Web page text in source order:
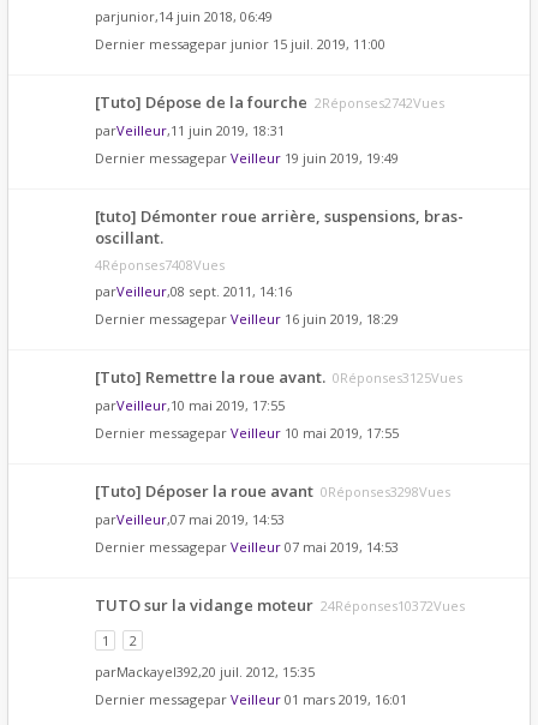
parjunior,14 juin 2018, 06:49
Dernier messagepar junior 15 juil. 2019, 11:00
[Tuto] Dépose de la fourche 2Réponses2742Vues
parVeilleur,11 juin 2019, 18:31
Dernier messagepar Veilleur 19 juin 2019, 19:49
[tuto] Démonter roue arrière, suspensions, bras-
oscillant.
4Réponses7408Vues
parVeilleur,08 sept. 2011, 14:16
Dernier messagepar Veilleur 16 juin 2019, 18:29
[Tuto] Remettre la roue avant. 0Réponses3125Vues
parVeilleur,10 mai 2019, 17:55
Dernier messagepar Veilleur 10 mai 2019, 17:55
[Tuto] Déposer la roue avant 0Réponses3298Vues
parVeilleur,07 mai 2019, 14:53
Dernier messagepar Veilleur 07 mai 2019, 14:53
TUTO sur la vidange moteur 24Réponses10372Vues
1
2
parMackayel392,20 juil. 2012, 15:35
Dernier messagepar Veilleur 01 mars 2019, 16:01